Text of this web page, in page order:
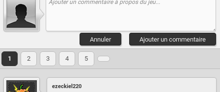
Ajouter un commentaire
Annuler
1 2 3 4 5
ezeckiel220